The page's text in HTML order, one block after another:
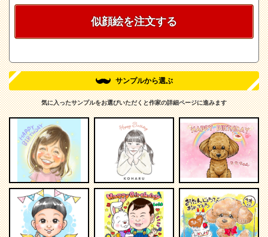
似顔絵を注文する
サンプルから選ぶ
気に入ったサンプルをお選びいただくと作家の詳細ページに進みます